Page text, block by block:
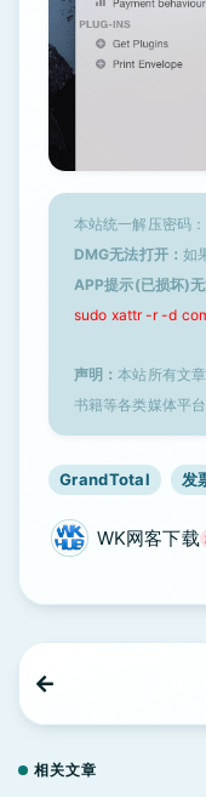
本站统一解压密码：
DMG无法打开： 如
APP提示(已损坏)无
sudo xattr -r -d
声明：本站所有文
书籍等各类媒体平
GrandTotal 发
WK网客下载
相关文章